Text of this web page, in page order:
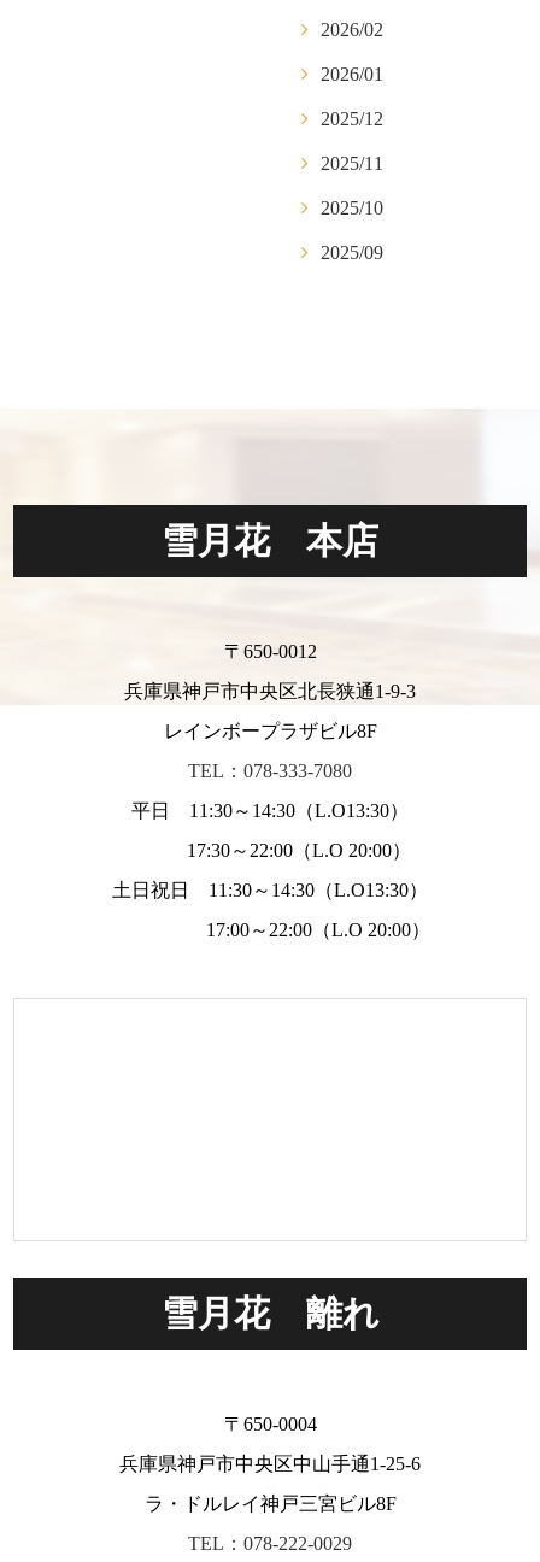
2026/02
2026/01
2025/12
2025/11
2025/10
2025/09
雪月花 本店
〒650-0012
兵庫県神戸市中央区北長狭通1-9-3
レインボープラザビル8F
TEL：078-333-7080
平日 11:30～14:30（L.O13:30）
17:30～22:00（L.O 20:00）
土日祝日 11:30～14:30（L.O13:30）
17:00～22:00（L.O 20:00）
雪月花 離れ
〒650-0004
兵庫県神戸市中央区中山手通1-25-6
ラ・ドルレイ神戸三宮ビル8F
TEL：078-222-0029